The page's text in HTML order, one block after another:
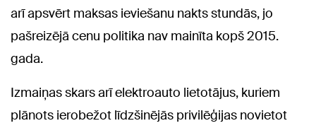
arī apsvērt maksas ieviešanu nakts stundās, jo
pašreizējā cenu politika nav mainīta kopš 2015.
gada.
Izmaiņas skars arī elektroauto lietotājus, kuriem
plānots ierobežot līdzšinējās privilēģijas novietot